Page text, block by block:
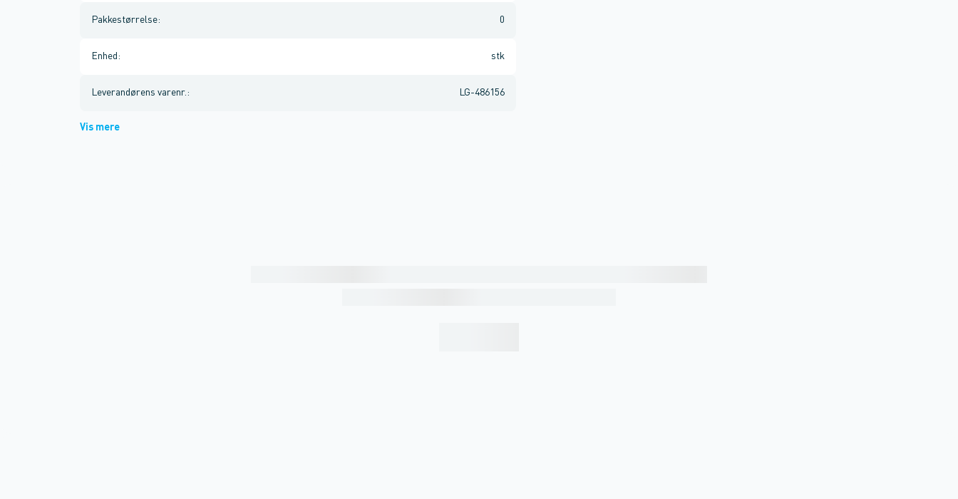
Pakkestørrelse: 0
Enhed : stk
Leverandørens varenr. : LG-486156
Vis mere